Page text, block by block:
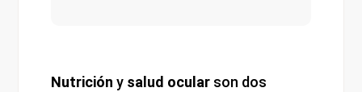
Nutrición y salud ocular son dos